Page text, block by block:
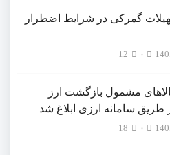
گمرکی در شرایط اضطرار
12
مشمول بازگشت ارز
طریق سامانه ارزی ابلاغ شد
18